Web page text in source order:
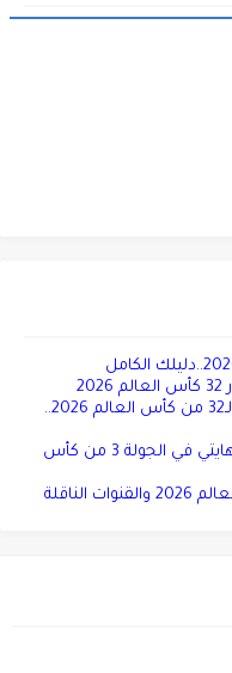
موعد مباراة المغرب ضد هولندا في دور الـ32 من كأس العالم 2026..
موعد والقنوات الناقلة لمباراة المغرب و هايتي في الجولة 3 من كأس